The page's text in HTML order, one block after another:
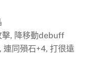
擊, 降移動debuff
連同殞石+4, 打很遠